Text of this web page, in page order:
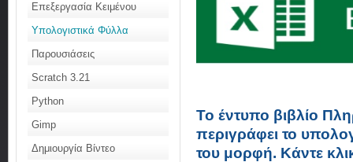
Επεξεργασία Κειμένου
Υπολογιστικά Φύλλα
Παρουσιάσεις
Scratch 3.21
Python
Gimp
Δημιουργία Βίντεο
Το έντυπο βιβλίο
περιγράφει το
του μορφή. Κάντε